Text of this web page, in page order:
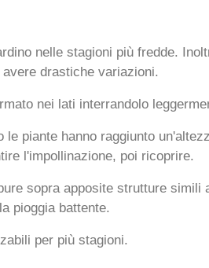
nelle stagioni più fredde.
drastiche variazioni.
nei lati interrandolo
piante hanno raggiunto
l'impollinazione, poi ricoprire.
sopra apposite strutture simili
pioggia battente.
per più stagioni.